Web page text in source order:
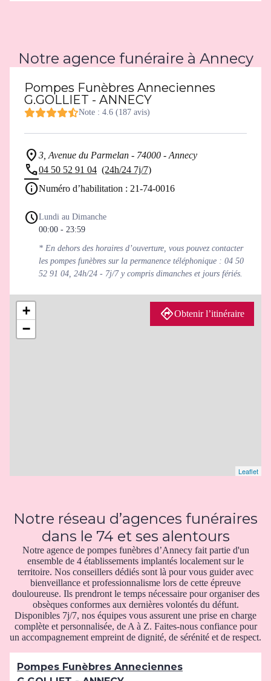
Notre agence funéraire à Annecy
Pompes Funèbres Anneciennes
G.GOLLIET - ANNECY
Note : 4.6 (187 avis)
3, Avenue du Parmelan - 74000 - Annecy
04 50 52 91 04 (24h/24 7j/7)
Numéro d’habilitation : 21-74-0016
Lundi au Dimanche
00:00 - 23:59
* En dehors des horaires d’ouverture, vous pouvez contacter
les pompes funèbres sur la permanence téléphonique : 04 50
52 91 04, 24h/24 - 7j/7 y compris dimanches et jours fériés.
+
−
Leaflet
Obtenir l’itinéraire
Notre réseau d’agences funéraires
dans le 74 et ses alentours
Notre agence de pompes funèbres d’Annecy fait partie d'un
ensemble de 4 établissements implantés localement sur le
territoire. Nos conseillers dédiés sont là pour vous guider avec
bienveillance et professionnalisme lors de cette épreuve
douloureuse. Ils prendront le temps nécessaire pour organiser des
obsèques conformes aux dernières volontés du défunt.
Disponibles 7j/7, nos équipes vous assurent une prise en charge
complète et personnalisée, de A à Z. Faites-nous confiance pour
un accompagnement empreint de dignité, de sérénité et de respect.
Pompes Funèbres Anneciennes